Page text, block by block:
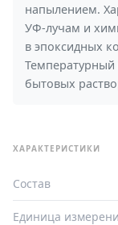
напылением.
УФ-лучам и
в эпоксидных
Температурный
бытовых
ХАРАКТЕРИСТИКИ
Состав
Единица